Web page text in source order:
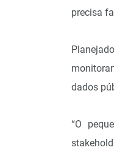
precisa
dados
“O